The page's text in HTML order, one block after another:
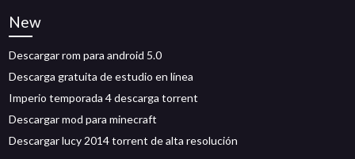
New
Descargar rom para android 5.0
Descarga gratuita de estudio en línea
Imperio temporada 4 descarga torrent
Descargar mod para minecraft
Descargar lucy 2014 torrent de alta resolución